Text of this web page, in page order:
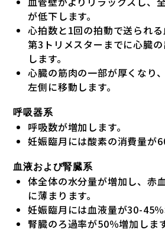
が低下します。
心拍数と1回の拍動で送られる
第3トリメスターまでに心臓
します。
心臓の筋肉の一部が厚くなり
左側に移動します。
呼吸器系
呼吸数が増加します。
妊娠臨月には酸素の消費量が
血液および腎臓系
体全体の水分量が増加し、赤
に薄まります。
妊娠臨月には血液量が30-45％
腎臓のろ過率が50％増加します